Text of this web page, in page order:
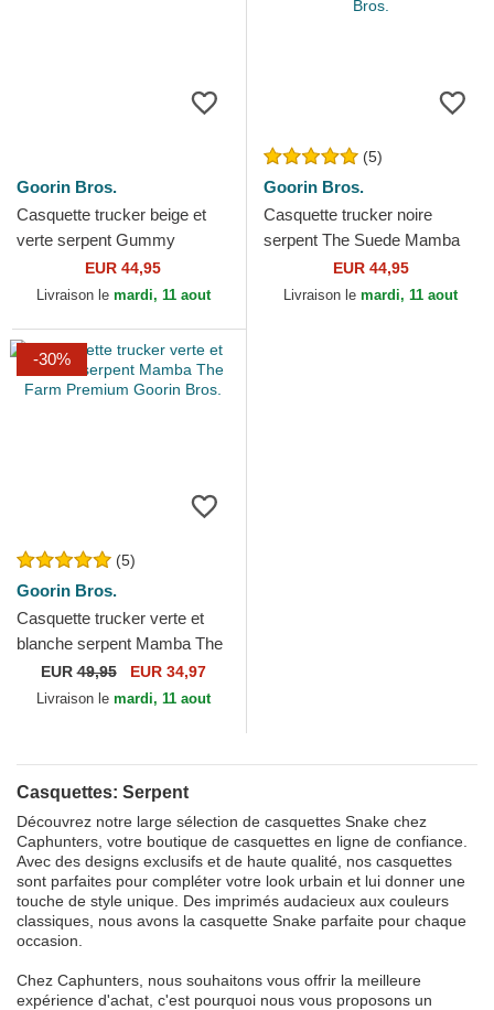
Goorin Bros.
Casquette trucker beige et
verte serpent Gummy
Vicious The Farm Goorin
Bros.
EUR 44,95
Livraison le mardi, 11 aout
(5)
Goorin Bros.
Casquette trucker noire
serpent The Suede Mamba
Blacked Out The Farm
Goorin Bros.
EUR 44,95
Livraison le mardi, 11 aout
-30%
(5)
Goorin Bros.
Casquette trucker verte et
blanche serpent Mamba The
Farm Premium Goorin Bros.
EUR49,95 EUR 34,97
Livraison le mardi, 11 aout
Casquettes: Serpent
Découvrez notre large sélection de casquettes Snake chez
Caphunters, votre boutique de casquettes en ligne de confiance.
Avec des designs exclusifs et de haute qualité, nos casquettes
sont parfaites pour compléter votre look urbain et lui donner une
touche de style unique. Des imprimés audacieux aux couleurs
classiques, nous avons la casquette Snake parfaite pour chaque
occasion.
Chez Caphunters, nous souhaitons vous offrir la meilleure
expérience d'achat, c'est pourquoi nous vous proposons un